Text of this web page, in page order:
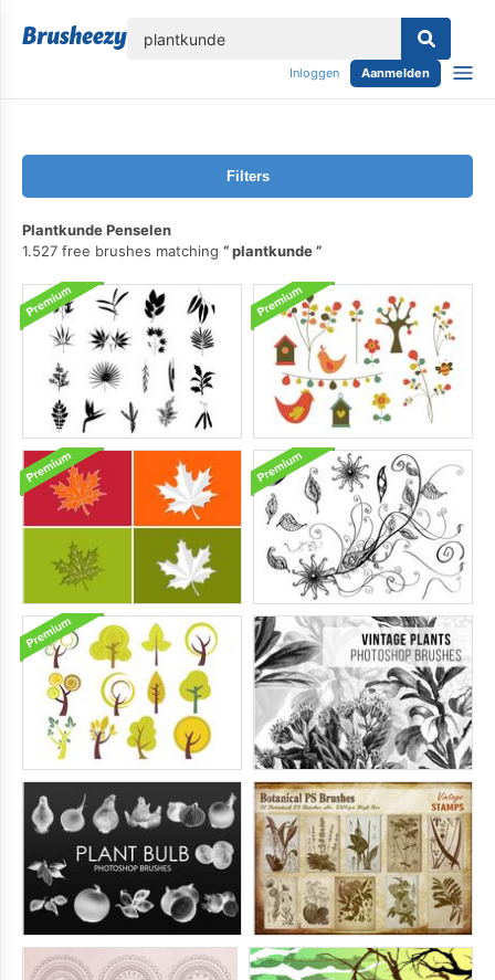
Inloggen Aanmelden
Filters
Plantkunde Penselen
1.527 free brushes matching
plantkunde